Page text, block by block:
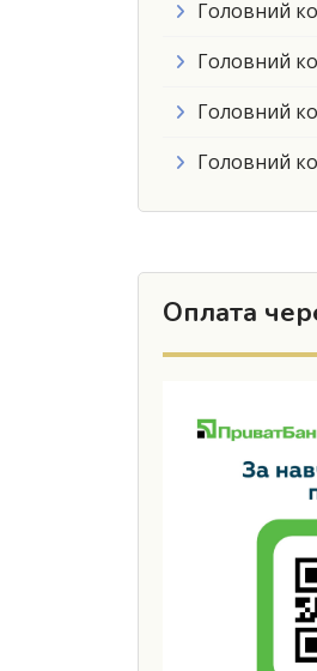
Головний
Головний
Головний
Головний
Оплата